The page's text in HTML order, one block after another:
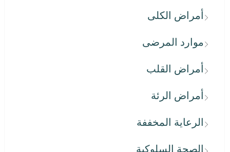
أمراض الكلى
موارد المرضى
أمراض القلب
أمراض الرئة
الرعاية المخففة
الصحة السلوكية